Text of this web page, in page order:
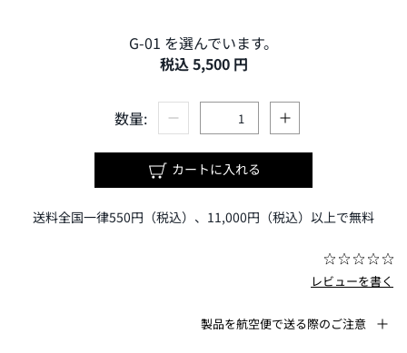
G-01 を選んでいます。
税込 5,500 円
数量:
カートに入れる
送料全国一律550円（税込）、11,000円（税込）以上で無料
レビューを書く
製品を航空便で送る際のご注意